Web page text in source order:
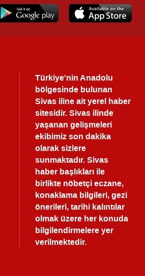
Türkiye'nin Anadolu
bölgesinde bulunan
Sivas iline ait yerel haber
sitesidir. Sivas ilinde
yaşanan gelişmeleri
ekibimiz son dakika
olarak sizlere
sunmaktadır.Sivas
haberbaşlıkları ile
birlikte nöbetçi eczane,
konaklama bilgileri, gezi
önerileri, tarihi kalıntılar
olmak üzere her konuda
bilgilendirmelere yer
verilmektedir.